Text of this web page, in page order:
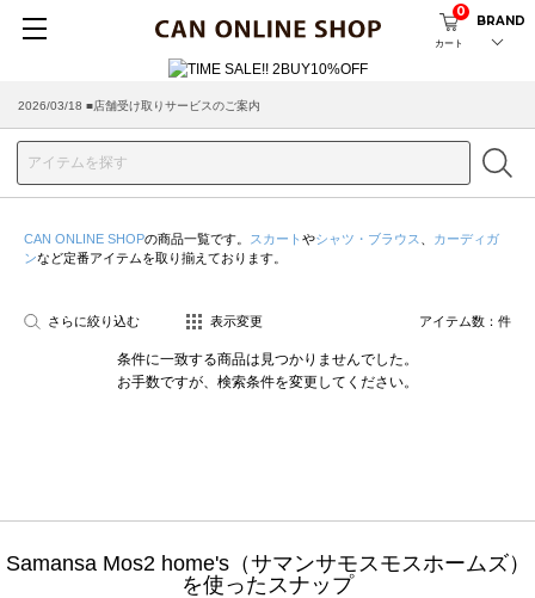
カート
0
BRAND
2026/03/18 ■店舗受け取りサービスのご案内
CAN ONLINE SHOPの商品一覧です。 スカート やシャツ・ブラウス
カーディガ
ンなど定番アイテムを取り揃えております。
さらに絞り込む 表示変更 アイテム数： 件
条件に一致する商品は見つかりませんでした。
お手数ですが、検索条件を変更してください。
Samansa Mos2 home's（サマンサモスモスホームズ）
を使ったスナップ